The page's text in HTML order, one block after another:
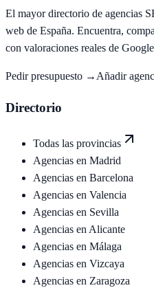
El mayor directorio de agencias
web de España. Encuentra,
con valoraciones reales de
Pedir presupuesto →Añadir
Directorio
Todas las provincias
Agencias en Madrid
Agencias en Barcelona
Agencias en Valencia
Agencias en Sevilla
Agencias en Alicante
Agencias en Málaga
Agencias en Vizcaya
Agencias en Zaragoza